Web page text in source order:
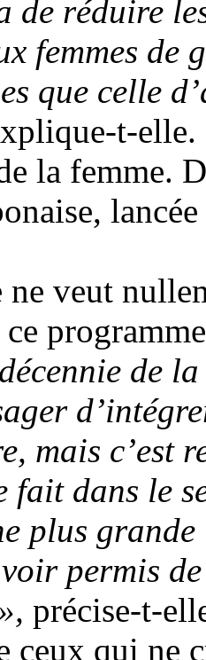
de réduire
femmes de
que celle
t-elle.
la femme.
veut
ce
de
mais c’est
dans le
plus
permis
précise-t-
ceux qui ne